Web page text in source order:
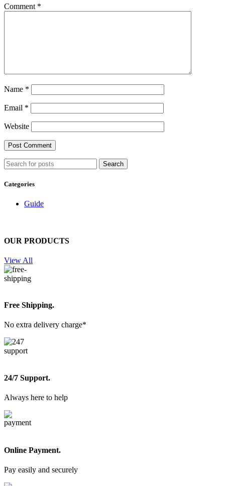
Comment *
Name *
Email *
Website
Search
Categories
Guide
OUR PRODUCTS
View All
Free Shipping.
No extra delivery charge*
24/7 Support.
Always here to help
Online Payment.
Pay easily and securely